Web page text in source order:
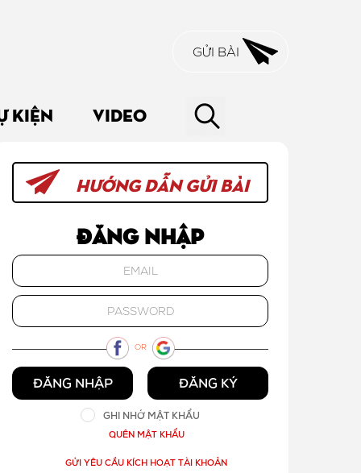
GỬI BÀI
KIỆN VIDEO
HƯỚNG DẪN GỬI BÀI
Đăng nhập
OR
ĐĂNG NHẬP ĐĂNG KÝ
GHI NHỚ MẬT KHẨU
QUÊN MẬT KHẨU
GỬI YÊU CẦU KÍCH HOẠT TÀI KHOẢN